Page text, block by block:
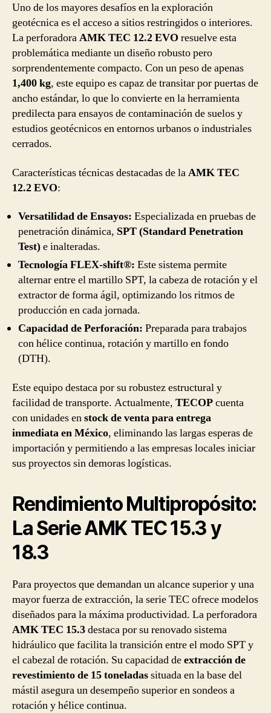
Uno de los mayores desafíos en la exploración
geotécnica es el acceso a sitios restringidos o interiores.
La perforadoraAMK TEC 12.2 EVO resuelve esta
problemática mediante un diseño robusto pero
sorprendentemente compacto. Con un peso de apenas
1,400 kg, este equipo es capaz de transitar por puertas de
ancho estándar, lo que lo convierte en la herramienta
predilecta para ensayos de contaminación de suelos y
estudios geotécnicos en entornos urbanos o industriales
cerrados.
Características técnicas destacadas de laAMK TEC
12.2 EVO:
Versatilidad de Ensayos: Especializada en pruebas de
penetración dinámica, SPT (Standard Penetration
Test)e inalteradas.
Tecnología FLEX-shift®: Este sistema permite
alternar entre el martillo SPT, la cabeza de rotación y el
extractor de forma ágil, optimizando los ritmos de
producción en cada jornada.
Capacidad de Perforación: Preparada para trabajos
con hélice continua, rotación y martillo en fondo
(DTH).
Este equipo destaca por su robustez estructural y
facilidad de transporte. Actualmente, TECOPcuenta
con unidades enstock de venta para entrega
inmediata en México, eliminando las largas esperas de
importación y permitiendo a las empresas locales iniciar
sus proyectos sin demoras logísticas.
Rendimiento Multipropósito:
La Serie AMK TEC 15.3 y
18.3
Para proyectos que demandan un alcance superior y una
mayor fuerza de extracción, la serie TEC ofrece modelos
diseñados para la máxima productividad. La perforadora
AMK TEC 15.3destaca por su renovado sistema
hidráulico que facilita la transición entre el modo SPT y
el cabezal de rotación. Su capacidad deextracción de
revestimiento de 15 toneladassituada en la base del
mástil asegura un desempeño superior en sondeos a
rotación y hélice continua.